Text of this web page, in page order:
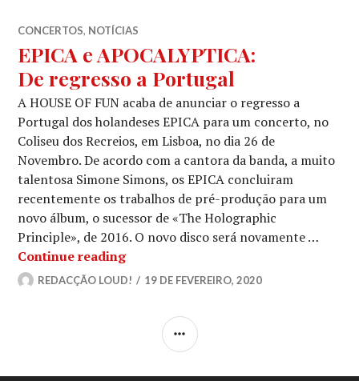
CONCERTOS, NOTÍCIAS
EPICA e APOCALYPTICA:
De regresso a Portugal
A HOUSE OF FUN acaba de anunciar o regresso a
Portugal dos holandeses EPICA para um concerto, no
Coliseu dos Recreios, em Lisboa, no dia 26 de
Novembro. De acordo com a cantora da banda, a muito
talentosa Simone Simons, os EPICA concluiram
recentemente os trabalhos de pré-produção para um
novo álbum, o sucessor de «The Holographic
Principle», de 2016. O novo disco será novamente …
Continue readingEPICA e APOCALYPTICA:
De regresso a Portugal
REDACÇÃO LOUD! 19 DE FEVEREIRO, 2020
SIDEBAR